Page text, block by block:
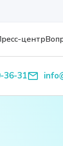
центр
36-31